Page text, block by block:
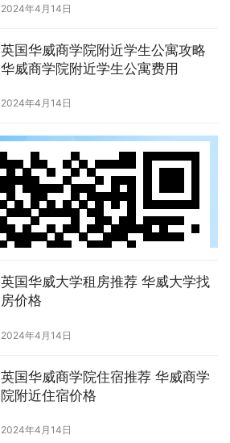
2024年4月14日
英国华威商学院附近学生公寓攻略
华威商学院附近学生公寓费用
2024年4月14日
英国华威大学租房推荐 华威大学找
房价格
2024年4月14日
英国华威商学院住宿推荐 华威商学
院附近住宿价格
2024年4月14日